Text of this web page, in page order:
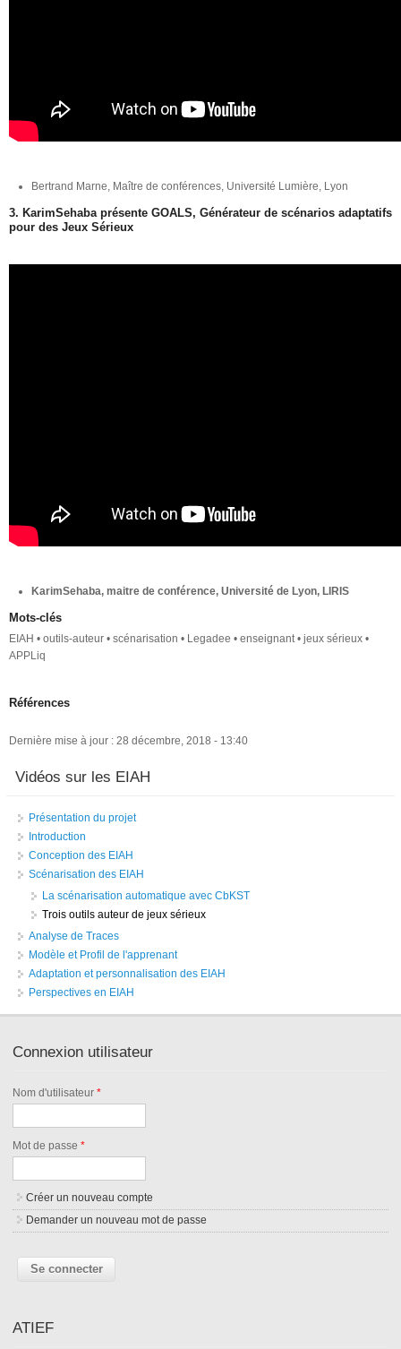
Bertrand Marne, Maître de conférences, Université Lumière, Lyon
3. KarimSehaba présente GOALS, Générateur de scénarios adaptatifs
pour des Jeux Sérieux
KarimSehaba, maitre de conférence, Université de Lyon, LIRIS
Mots-clés
EIAH • outils-auteur • scénarisation • Legadee • enseignant • jeux sérieux •
APPLiq
Références
Dernière mise à jour : 28 décembre, 2018 - 13:40
Vidéos sur les EIAH
Présentation du projet
Introduction
Conception des EIAH
Scénarisation des EIAH
La scénarisation automatique avec CbKST
Trois outils auteur de jeux sérieux
Analyse de Traces
Modèle et Profil de l'apprenant
Adaptation et personnalisation des EIAH
Perspectives en EIAH
Connexion utilisateur
Nom d'utilisateur*
Mot de passe*
Créer un nouveau compte
Demander un nouveau mot de passe
ATIEF